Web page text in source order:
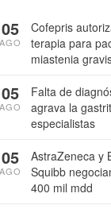
Cofepris
terapia para
miastenia
05
AGO
Falta de
agrava la
especialistas
05
AGO
AstraZeneca y
Squibb
400 mil mdd
05
AGO